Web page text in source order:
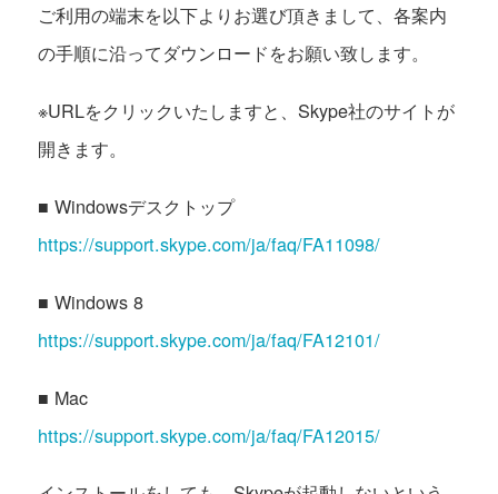
ご利用の端末を以下よりお選び頂きまして、各案内
の手順に沿ってダウンロードをお願い致します。
※URLをクリックいたしますと、Skype社のサイトが
開きます。
■ Windowsデスクトップ
https://support.skype.com/ja/faq/FA11098/
■ Windows 8
https://support.skype.com/ja/faq/FA12101/
■ Mac
https://support.skype.com/ja/faq/FA12015/